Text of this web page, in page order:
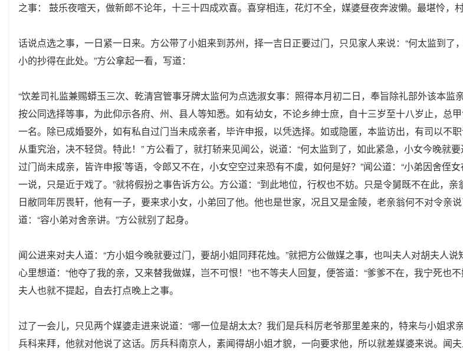
之事： 鼓乐夜喧天，做新郎不论年，十三十四成欢喜。喜穿相连，花灯不全，媒婆昼夜奔波懒。最堪怜，
话说点选之事，一日紧一日来。方公带了小姐来到苏州，择一吉日正要过门，只见家人来说：“何太监到了
小的抄得在此处。”方公拿起一看，写道：
“饮差司礼监兼赐蟒玉三次、乾清宫管事牙牌太监何为点选淑女事：照得本月初二日，奉旨除礼部外该本监
按公同选择等事，为此仰示各府、州、县人等知悉。如有幼女，不论乡绅士庶，自十三岁至十八岁止，总
一名。除已成婚娶外，如有私自过门当未成亲者，毕许申报，以凭选择。如或隐匿，本监访出，有司以不
从重究治，决不轻贷。特此！” 方公看了，就打轿来见闻公，说道：“何太监到了，如此紧急，小女今晚就
过门尚未成亲，皆许申报’等语，令郎又不在，小女空空过来恐有不虞，如何是好？”闻公道：“小弟因舍侄
一说，只是近于戏了。”就将假扮之事告诉方公。方公道：“到此地位，行权也不妨。只是令舅既不在此，
日敝同年厉畏轩，他有一子，要来求小女，小弟回了他。他也是世家，况且又是金陵，老亲翁何不对令亲
道：“容小弟对舍亲讲。”方公就别了起身。
闻公进来对夫人道：“方小姐今晚就要过门，要胡小姐同拜花烛。”就把方公做媒之事，也叫夫人对胡夫人说
心里想道：“他夺了我的亲，又来替我做媒，岂不可恨！”也不等夫人回复，便答道：“爹爹不在，我宁死也
夫人也就不提起，自去打点晚上之事。
过了一会儿，只见两个媒婆走进来说道：“哪一位是胡太太？我们是兵科厉老爷那里差来的，特来与小姐求
兵科来拜，他就对他说了这话。厉兵科南京人，素闻得胡小姐才貌，一向要求他，所以就差媒婆来说。闻